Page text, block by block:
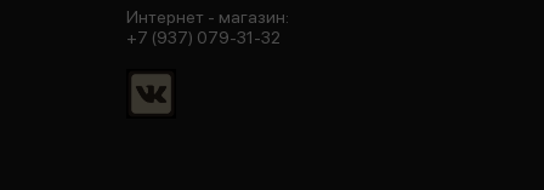
Интернет - магазин:
+7 (937) 079-31-32